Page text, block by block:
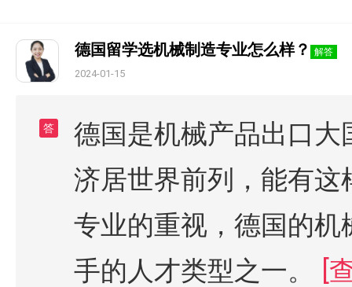
德国留学选机械制造专业怎么样？ 解答
2024-01-15
答
德国是机械产品出口
济居世界前列，能有
专业的重视，德国的
手的人才类型之一。
[